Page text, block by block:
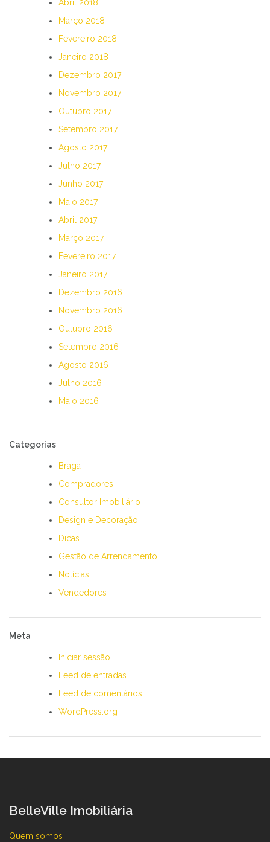
Abril 2018
Março 2018
Fevereiro 2018
Janeiro 2018
Dezembro 2017
Novembro 2017
Outubro 2017
Setembro 2017
Agosto 2017
Julho 2017
Junho 2017
Maio 2017
Abril 2017
Março 2017
Fevereiro 2017
Janeiro 2017
Dezembro 2016
Novembro 2016
Outubro 2016
Setembro 2016
Agosto 2016
Julho 2016
Maio 2016
Categorias
Braga
Compradores
Consultor Imobiliário
Design e Decoração
Dicas
Gestão de Arrendamento
Notícias
Vendedores
Meta
Iniciar sessão
Feed de entradas
Feed de comentários
WordPress.org
BelleVille Imobiliária
Quem somos